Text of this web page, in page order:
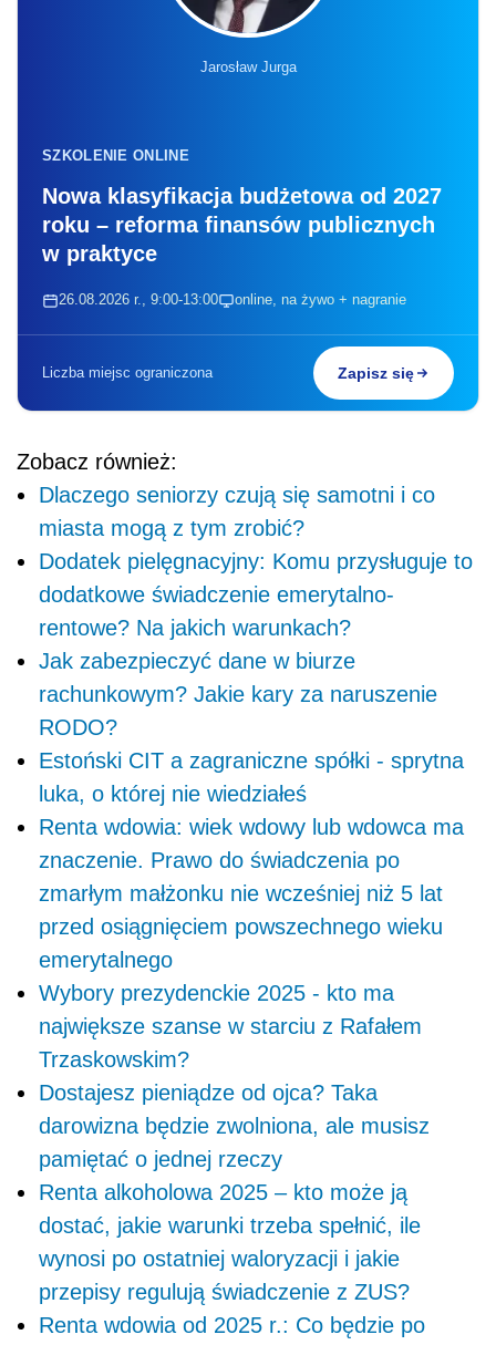
Jarosław Jurga
SZKOLENIE ONLINE
Nowa klasyfikacja budżetowa od 2027
roku – reforma finansów publicznych
w praktyce
26.08.2026 r., 9:00-13:00 online, na żywo + nagranie
Liczba miejsc ograniczona Zapisz się
Zobacz również:
Dlaczego seniorzy czują się samotni i co
miasta mogą z tym zrobić?
Dodatek pielęgnacyjny: Komu przysługuje to
dodatkowe świadczenie emerytalno-
rentowe? Na jakich warunkach?
Jak zabezpieczyć dane w biurze
rachunkowym? Jakie kary za naruszenie
RODO?
Estoński CIT a zagraniczne spółki - sprytna
luka, o której nie wiedziałeś
Renta wdowia: wiek wdowy lub wdowca ma
znaczenie. Prawo do świadczenia po
zmarłym małżonku nie wcześniej niż 5 lat
przed osiągnięciem powszechnego wieku
emerytalnego
Wybory prezydenckie 2025 - kto ma
największe szanse w starciu z Rafałem
Trzaskowskim?
Dostajesz pieniądze od ojca? Taka
darowizna będzie zwolniona, ale musisz
pamiętać o jednej rzeczy
Renta alkoholowa 2025 – kto może ją
dostać, jakie warunki trzeba spełnić, ile
wynosi po ostatniej waloryzacji i jakie
przepisy regulują świadczenie z ZUS?
Renta wdowia od 2025 r.: Co będzie po